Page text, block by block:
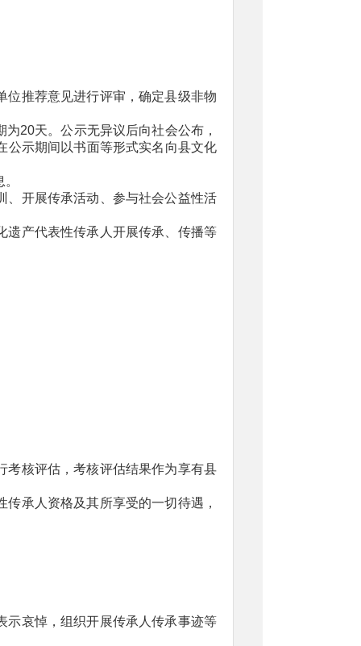
推荐意见进行评审，确定县级非物
20天。公示无异议后向社会公布，
公示期间以书面等形式实名向县文化
、开展传承活动、参与社会公益性活
产代表性传承人开展传承、传播等
核评估，考核评估结果作为享有县
承人资格及其所享受的一切待遇，
哀悼，组织开展传承人传承事迹等